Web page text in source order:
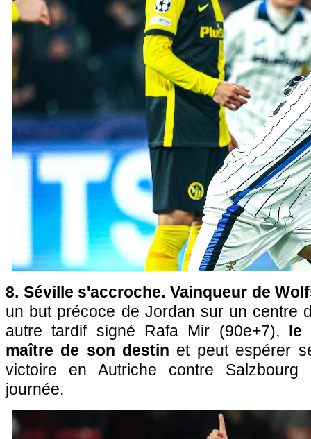
8. Séville s'accroche. Vainqueur de
un but précoce de Jordan sur un centre
autre tardif signé Rafa Mir (90e+7), le
maître de son destin et peut espérer
victoire en Autriche contre
journée.